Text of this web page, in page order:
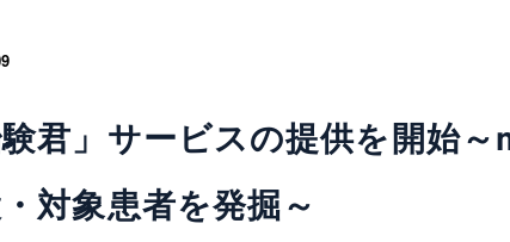
験君」サービスの提供を開始
対象患者を発掘～